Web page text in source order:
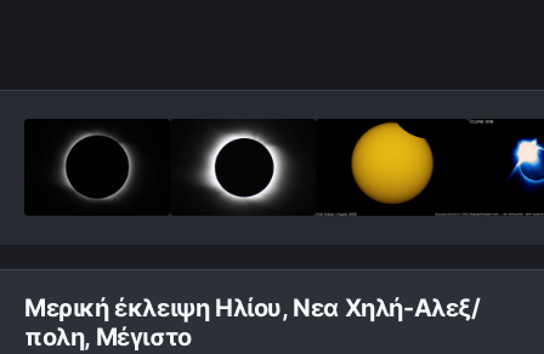
Μερική έκλειψη Ηλίου, Νεα Χηλή-Αλεξ/
πολη, Μέγιστο